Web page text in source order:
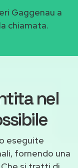
Gaggenau a
chiamata.
nel
eseguite
fornendo una